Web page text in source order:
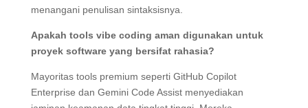
menangani penulisan sintaksisnya.
Apakah tools vibe coding aman digunakan untuk
proyek software yang bersifat rahasia?
Mayoritas tools premium seperti GitHub Copilot
Enterprise dan Gemini Code Assist menyediakan